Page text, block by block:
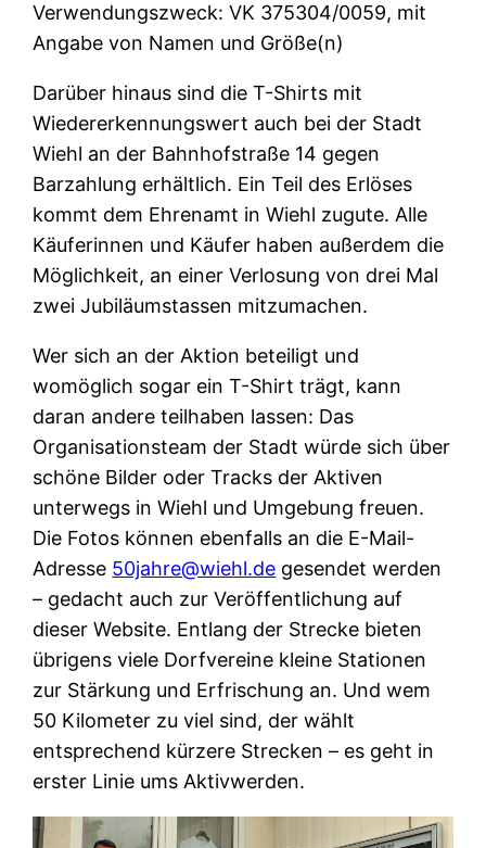
Verwendungszweck: VK 375304/0059, mit
Angabe von Namen und Größe(n)
Darüber hinaus sind die T-Shirts mit
Wiedererkennungswert auch bei der Stadt
Wiehl an der Bahnhofstraße 14 gegen
Barzahlung erhältlich. Ein Teil des Erlöses
kommt dem Ehrenamt in Wiehl zugute. Alle
Käuferinnen und Käufer haben außerdem die
Möglichkeit, an einer Verlosung von drei Mal
zwei Jubiläumstassen mitzumachen.
Wer sich an der Aktion beteiligt und
womöglich sogar ein T-Shirt trägt, kann
daran andere teilhaben lassen: Das
Organisationsteam der Stadt würde sich über
schöne Bilder oder Tracks der Aktiven
unterwegs in Wiehl und Umgebung freuen.
Die Fotos können ebenfalls an die E-Mail-
Adresse 50jahre@wiehl.de gesendet werden
– gedacht auch zur Veröffentlichung auf
dieser Website. Entlang der Strecke bieten
übrigens viele Dorfvereine kleine Stationen
zur Stärkung und Erfrischung an. Und wem
50 Kilometer zu viel sind, der wählt
entsprechend kürzere Strecken – es geht in
erster Linie ums Aktivwerden.